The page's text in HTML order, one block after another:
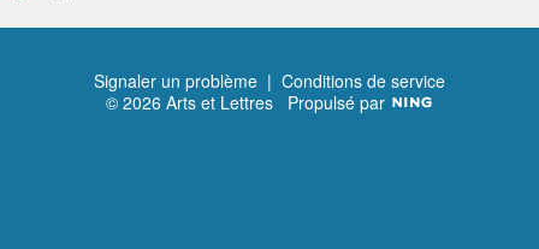
Signaler un problème | Conditions de service
© 2026 Arts et Lettres Propulsé par